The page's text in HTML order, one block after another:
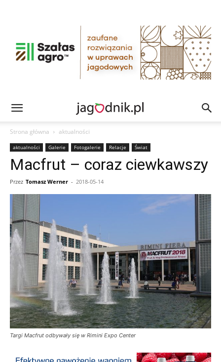
Strona główna aktualności
aktualności Galerie Fotogalerie Relacje Świat
Macfrut – coraz ciewkawszy
Przez Tomasz Werner - 2018-05-14
Targi Macfrut odbywały się w Rimini Expo Center